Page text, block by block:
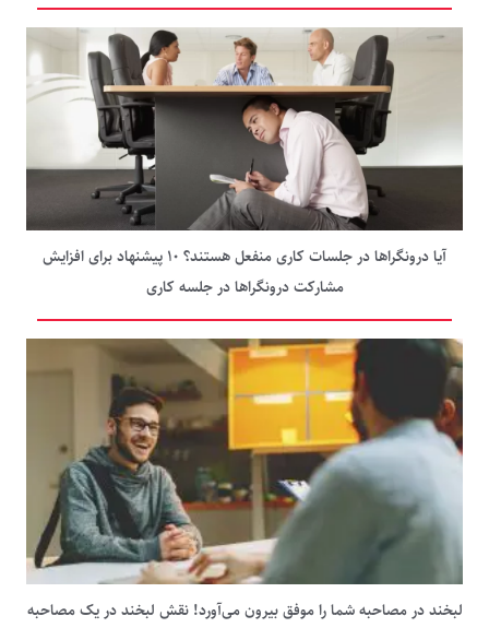
آیا درونگراها در جلسات کاری منفعل هستند؟ ۱۰ پیشنهاد برای افزایش
مشارکت درونگراها در جلسه کاری
لبخند در مصاحبه شما را موفق بیرون می‌آورد! نقش لبخند در یک مصاحبه